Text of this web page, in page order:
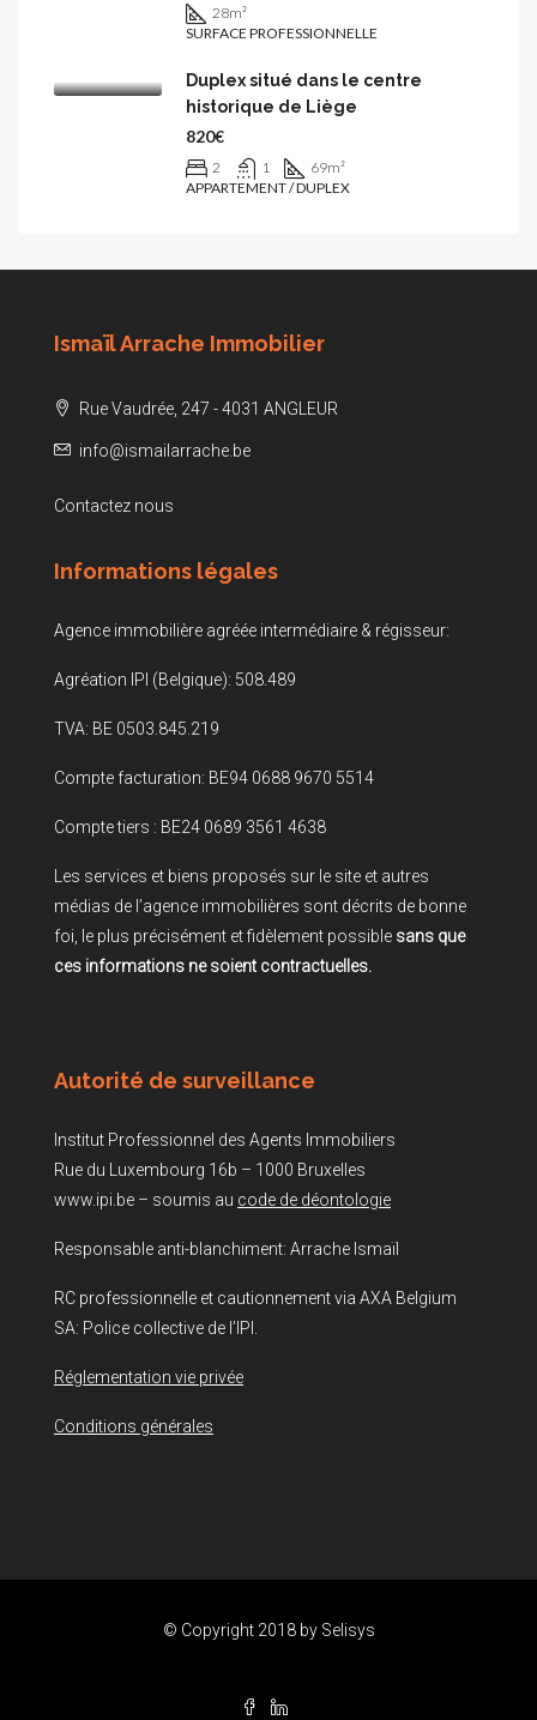
28m²
SURFACE PROFESSIONNELLE
Duplex situé dans le centre
historique de Liège
820€
2 1 69m²
APPARTEMENT / DUPLEX
Ismaïl Arrache Immobilier
Rue Vaudrée, 247 - 4031 ANGLEUR
info@ismailarrache.be
Contactez nous
Informations légales
Agence immobilière agréée intermédiaire & régisseur:
Agréation IPI (Belgique): 508.489
TVA: BE 0503.845.219
Compte facturation: BE94 0688 9670 5514
Compte tiers : BE24 0689 3561 4638
Les services et biens proposés sur le site et autres
médias de l’agence immobilières sont décrits de bonne
foi, le plus précisément et fidèlement possible sans que
ces informations ne soient contractuelles.
Autorité de surveillance
Institut Professionnel des Agents Immobiliers
Rue du Luxembourg 16b – 1000 Bruxelles
www.ipi.be – soumis au code de déontologie
Responsable anti-blanchiment: Arrache Ismaïl
RC professionnelle et cautionnement via AXA Belgium
SA: Police collective de l’IPI.
Réglementation vie privée
Conditions générales
© Copyright 2018 by Selisys